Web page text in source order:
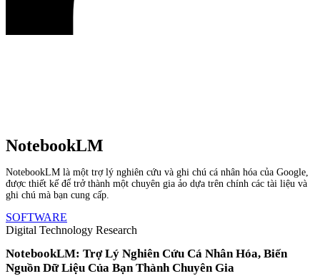
NotebookLM
NotebookLM là một trợ lý nghiên cứu và ghi chú cá nhân hóa của Google,
được thiết kế để trở thành một chuyên gia ảo dựa trên chính các tài liệu và
ghi chú mà bạn cung cấp.
SOFTWARE
Digital Technology Research
NotebookLM: Trợ Lý Nghiên Cứu Cá Nhân Hóa, Biến
Nguồn Dữ Liệu Của Bạn Thành Chuyên Gia